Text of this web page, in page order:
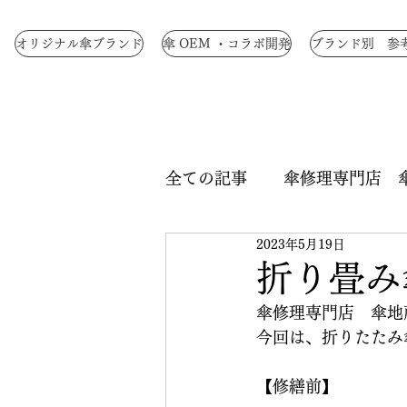
オリジナル傘ブランド 傘 OEM ・コラボ開発 ブランド別 参
全ての記事 傘修理専門店
生地染色 ロクロ修理
中骨交換 手元交換
つゆ先 修理
折り畳
2023年5月19日
傘修理専門店　傘地
今回は、折りたたみ
【修繕前】